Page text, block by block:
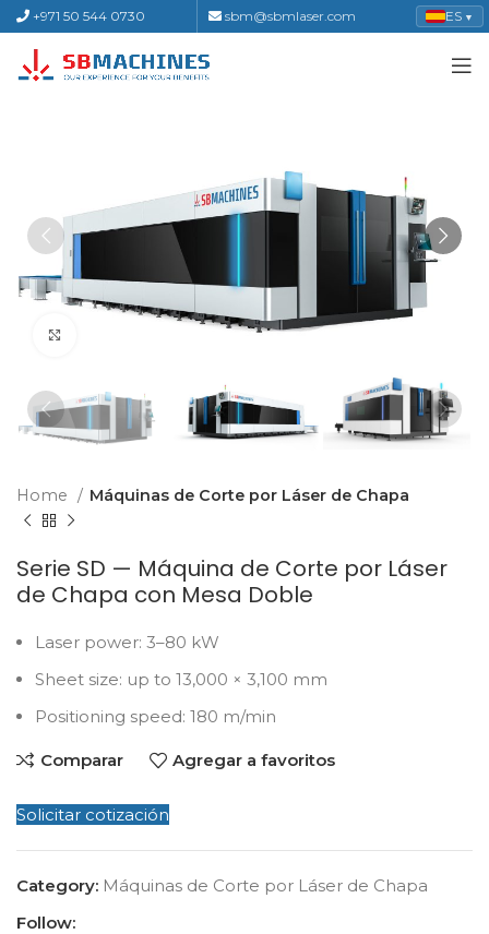
+971 50 544 0730 sbm@sbmlaser.com ES ▼
Home Máquinas de Corte por Láser de Chapa
Serie SD — Máquina de Corte por Láser
de Chapa con Mesa Doble
Laser power: 3–80 kW
Sheet size: up to 13,000 × 3,100 mm
Positioning speed: 180 m/min
Comparar Agregar a favoritos
Solicitar cotización
Category: Máquinas de Corte por Láser de Chapa
Follow: